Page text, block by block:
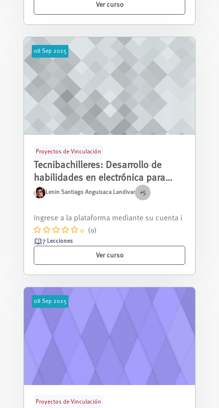
Ver curso
08 Sep 2025
Proyectos de Vinculación
Tecnibachilleres: Desarrollo de
habilidades en electrónica para
estudiantes de bachillerato en
Cuenca
Lenin Santiago Anguisaca Landivar +5
es una introducción práctica al m...
0 (0)
7 Lecciones
Ver curso
08 Sep 2025
Proyectos de Vinculación